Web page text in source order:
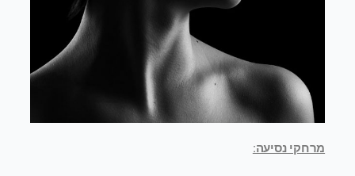
מרחקי נסיעה: